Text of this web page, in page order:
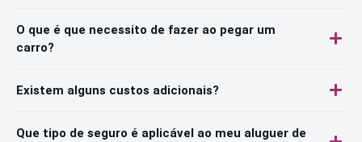
O que é que necessito de fazer ao pegar um
carro?
Existem alguns custos adicionais?
Que tipo de seguro é aplicável ao meu aluguer de